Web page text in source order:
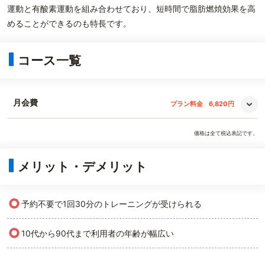
運動と有酸素運動を組み合わせており、短時間で脂肪燃焼効果を高
めることができるのも特長です。
コース一覧
月会費 プラン料金 6,820円
価格は全て税込表記です。
メリット・デメリット
○予約不要で1回30分のトレーニングが受けられる
○10代から90代まで利用者の年齢が幅広い